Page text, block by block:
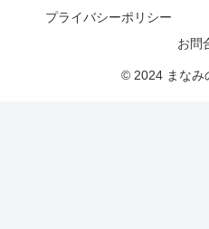
プライバシーポリシー
お問
© 2024 まなみ